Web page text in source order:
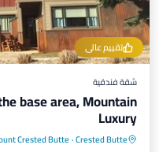
تقييم عالي
شقة فندقية
base area, Mountain
Luxury
Crested Butte
·
Crested Butte
حوض استحمام ساخن